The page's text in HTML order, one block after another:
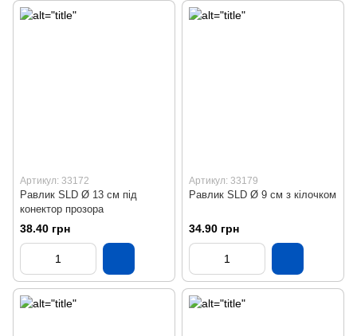
Артикул: 33172
Равлик SLD Ø 13 см під
конектор прозора
38.40 грн
Артикул: 33179
Равлик SLD Ø 9 см з кілочком
34.90 грн